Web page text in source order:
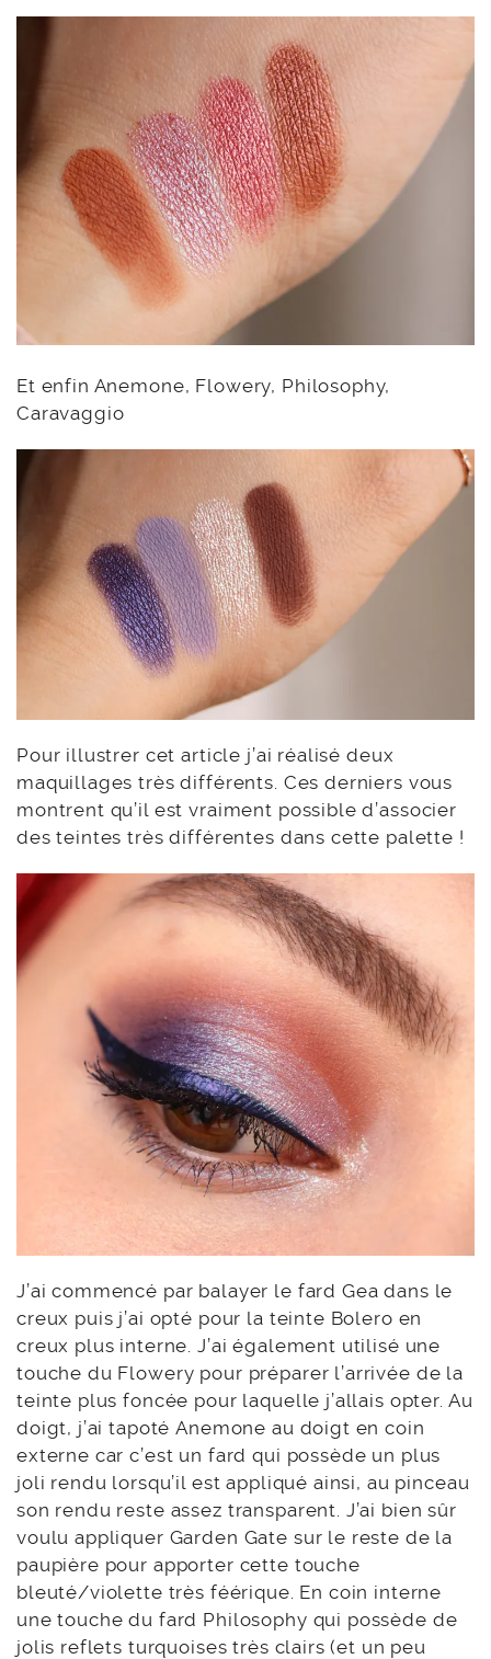
Et enfin Anemone, Flowery, Philosophy,
Caravaggio
Pour illustrer cet article j’ai réalisé deux
maquillages très différents. Ces derniers vous
montrent qu’il est vraiment possible d’associer
des teintes très différentes dans cette palette !
J’ai commencé par balayer le fard Gea dans le
creux puis j’ai opté pour la teinte Bolero en
creux plus interne. J’ai également utilisé une
touche du Flowery pour préparer l’arrivée de la
teinte plus foncée pour laquelle j’allais opter. Au
doigt, j’ai tapoté Anemone au doigt en coin
externe car c’est un fard qui possède un plus
joli rendu lorsqu’il est appliqué ainsi, au pinceau
son rendu reste assez transparent. J’ai bien sûr
voulu appliquer Garden Gate sur le reste de la
paupière pour apporter cette touche
bleuté/violette très féérique. En coin interne
une touche du fard Philosophy qui possède de
jolis reflets turquoises très clairs (et un peu